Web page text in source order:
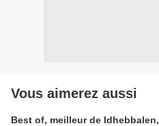
Vous aimerez aussi
Best of, meilleur de Idhebbalen,